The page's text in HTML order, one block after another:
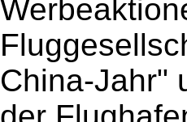
China-Jahr"